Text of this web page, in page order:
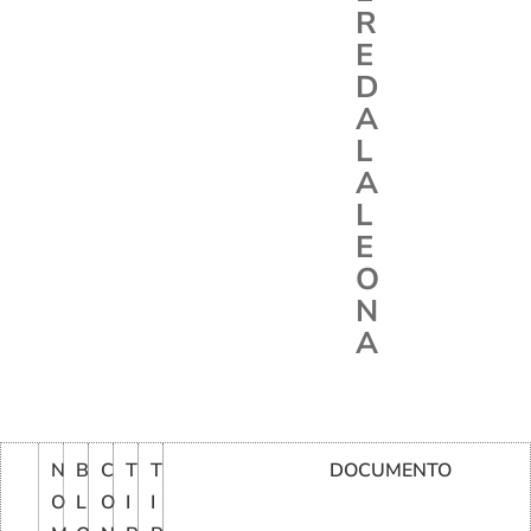
R
E
D
A
L
A
L
E
O
N
A
N
O
B
L
C
O
T
I
T
I
DOCUMENTO